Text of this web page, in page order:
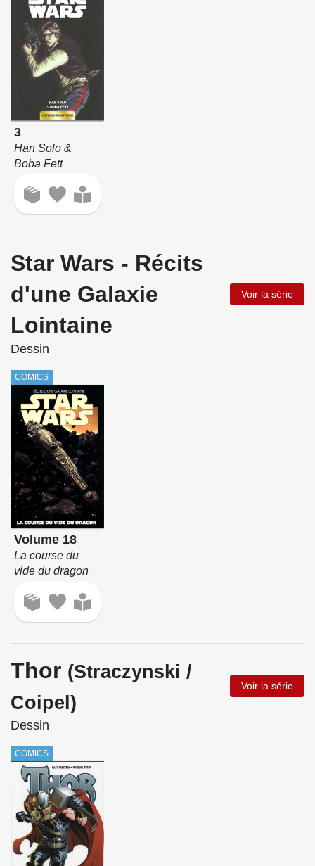
3
Han Solo &
Boba Fett
Star Wars - Récits
d'une Galaxie
Lointaine
Voir la série
Dessin
COMICS
Volume 18
La course du
vide du dragon
Thor (Straczynski /
Coipel)
Voir la série
Dessin
COMICS